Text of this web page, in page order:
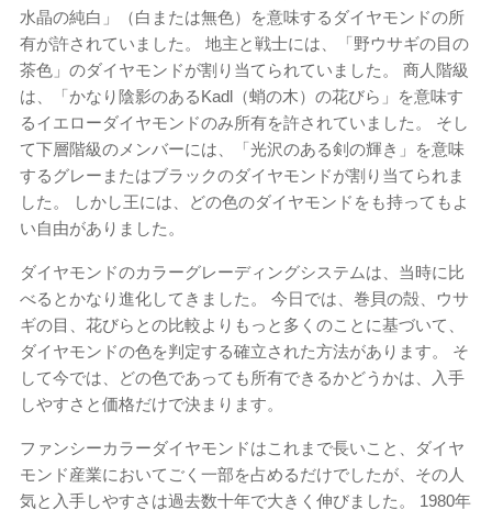
水晶の純白」（白または無色）を意味するダイヤモンドの所
有が許されていました。 地主と戦士には、「野ウサギの目の
茶色」のダイヤモンドが割り当てられていました。 商人階級
は、「かなり陰影のあるKadl（蛸の木）の花びら」を意味す
るイエローダイヤモンドのみ所有を許されていました。 そし
て下層階級のメンバーには、「光沢のある剣の輝き」を意味
するグレーまたはブラックのダイヤモンドが割り当てられま
した。 しかし王には、どの色のダイヤモンドをも持ってもよ
い自由がありました。
ダイヤモンドのカラーグレーディングシステムは、当時に比
べるとかなり進化してきました。 今日では、巻貝の殻、ウサ
ギの目、花びらとの比較よりもっと多くのことに基づいて、
ダイヤモンドの色を判定する確立された方法があります。 そ
して今では、どの色であっても所有できるかどうかは、入手
しやすさと価格だけで決まります。
ファンシーカラーダイヤモンドはこれまで長いこと、ダイヤ
モンド産業においてごく一部を占めるだけでしたが、その人
気と入手しやすさは過去数十年で大きく伸びました。 1980年